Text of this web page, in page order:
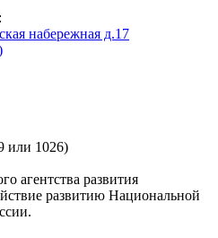
набережная д.17
или 1026)
агентства развития
развитию Национальной